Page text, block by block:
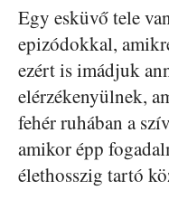
Egy esküvő tele
epizódokkal,
ezért is imádjuk
elérzékenyülnek,
fehér ruhában a
amikor épp
élethosszig tartó